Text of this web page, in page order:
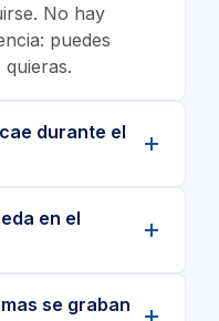
No hay
puedes
durante el
en el
se graban